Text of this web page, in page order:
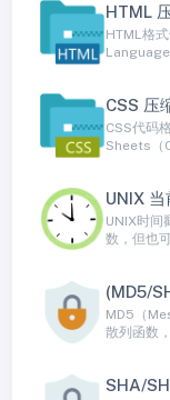
潜在的错
HTML
HTML格
Language
加缩进、
更容易被
CSS 压
CSS代码
Sheets（
不太容易
和注释等
解。
UNIX
UNIX时间
数，但也
(MD5/
MD5（
散列函数
但无法从
SHA/